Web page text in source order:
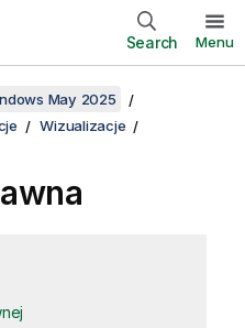
Search Menu
May 2025
Wizualizacje